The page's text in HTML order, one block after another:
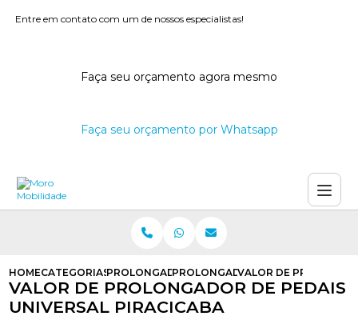
Entre em contato com um de nossos especialistas!
Faça seu orçamento agora mesmo
Faça seu orçamento por Whatsapp
HOMECATEGORIASPROLONGADOR DE PEDAIS
PROLONGADOR PEDAIS CARROS
VALOR DE
VALOR DE PROLONGADOR DE PEDAIS
UNIVERSAL PIRACICABA